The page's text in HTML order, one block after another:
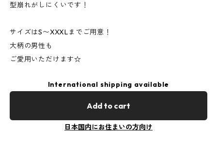
型崩れがしにくいです！
サイズはS〜XXXLまでご用意！
大柄の男性も
ご愛用いただけます☆
International shipping available
Add to cart
日本国内にお住まいの方向け